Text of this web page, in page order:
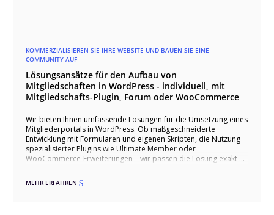
KOMMERZIALISIEREN SIE IHRE WEBSITE UND BAUEN SIE EINE
COMMUNITY AUF
Lösungsansätze für den Aufbau von
Mitgliedschaften in WordPress - individuell, mit
Mitgliedschafts-Plugin, Forum oder WooCommerce
Wir bieten Ihnen umfassende Lösungen für die Umsetzung eines
Mitgliederportals in WordPress. Ob maßgeschneiderte
Entwicklung mit Formularen und eigenen Skripten, die Nutzung
spezialisierter Plugins wie Ultimate Member oder
WooCommerce-Erweiterungen – wir passen die Lösung exakt an
benutzerfreundliche Registrierungen, exklusive Inhalte,
interaktive Funktionen und automatisierte Zahlungsprozesse.
MEHR ERFAHREN$